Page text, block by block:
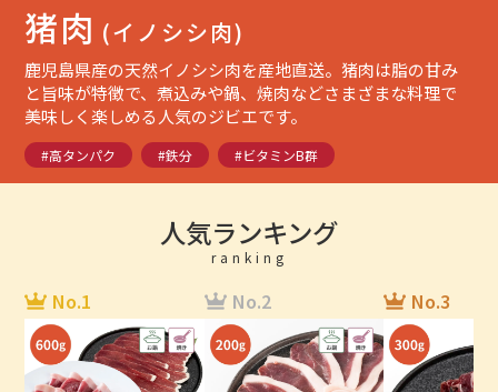
猪肉 (イノシシ肉)
鹿児島県産の天然イノシシ肉を産地直送。猪肉は脂の甘み
と旨味が特徴で、煮込みや鍋、焼肉などさまざまな料理で
美味しく楽しめる人気のジビエです。
#高タンパク #鉄分 #ビタミンB群
人気ランキング
ranking
No.1 No.2 No.3